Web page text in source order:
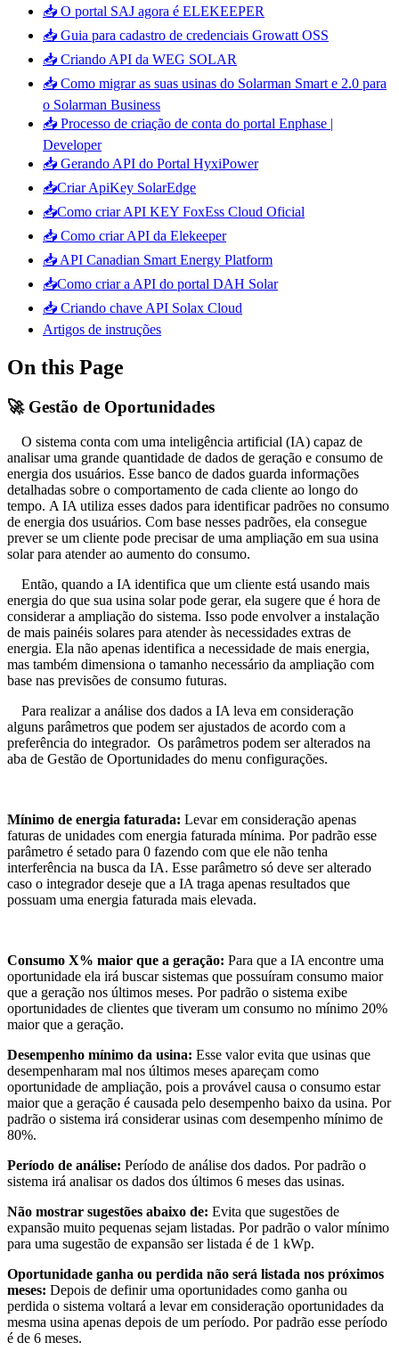
📥 O portal SAJ agora é ELEKEEPER
📥 Guia para cadastro de credenciais Growatt OSS
📥 Criando API da WEG SOLAR
📥 Como migrar as suas usinas do Solarman Smart e 2.0 para
o Solarman Business
📥 Processo de criação de conta do portal Enphase |
Developer
📥 Gerando API do Portal HyxiPower
📥Criar ApiKey SolarEdge
📥Como criar API KEY FoxEss Cloud Oficial
📥 Como criar API da Elekeeper
📥 API Canadian Smart Energy Platform
📥Como criar a API do portal DAH Solar
📥 Criando chave API Solax Cloud
Artigos de instruções
On this Page
🚀 Gestão de Oportunidades
O sistema conta com uma inteligência artificial (IA) capaz de
analisar uma grande quantidade de dados de geração e consumo de
energia dos usuários. Esse banco de dados guarda informações
detalhadas sobre o comportamento de cada cliente ao longo do
tempo. A IA utiliza esses dados para identificar padrões no consumo
de energia dos usuários. Com base nesses padrões, ela consegue
prever se um cliente pode precisar de uma ampliação em sua usina
solar para atender ao aumento do consumo.
Então, quando a IA identifica que um cliente está usando mais
energia do que sua usina solar pode gerar, ela sugere que é hora de
considerar a ampliação do sistema. Isso pode envolver a instalação
de mais painéis solares para atender às necessidades extras de
energia. Ela não apenas identifica a necessidade de mais energia,
mas também dimensiona o tamanho necessário da ampliação com
base nas previsões de consumo futuras.
Para realizar a análise dos dados a IA leva em consideração
alguns parâmetros que podem ser ajustados de acordo com a
preferência do integrador. Os parâmetros podem ser alterados na
aba de Gestão de Oportunidades do menu configurações.
Mínimo de energia faturada: Levar em consideração apenas
faturas de unidades com energia faturada mínima. Por padrão esse
parâmetro é setado para 0 fazendo com que ele não tenha
interferência na busca da IA. Esse parâmetro só deve ser alterado
caso o integrador deseje que a IA traga apenas resultados que
possuam uma energia faturada mais elevada.
Consumo X% maior que a geração: Para que a IA encontre uma
oportunidade ela irá buscar sistemas que possuíram consumo maior
que a geração nos últimos meses. Por padrão o sistema exibe
oportunidades de clientes que tiveram um consumo no mínimo 20%
maior que a geração.
Desempenho mínimo da usina: Esse valor evita que usinas que
desempenharam mal nos últimos meses apareçam como
oportunidade de ampliação, pois a provável causa o consumo estar
maior que a geração é causada pelo desempenho baixo da usina. Por
padrão o sistema irá considerar usinas com desempenho mínimo de
80%.
Período de análise: Período de análise dos dados. Por padrão o
sistema irá analisar os dados dos últimos 6 meses das usinas.
Não mostrar sugestões abaixo de: Evita que sugestões de
expansão muito pequenas sejam listadas. Por padrão o valor mínimo
para uma sugestão de expansão ser listada é de 1 kWp.
Oportunidade ganha ou perdida não será listada nos próximos
meses: Depois de definir uma oportunidades como ganha ou
perdida o sistema voltará a levar em consideração oportunidades da
mesma usina apenas depois de um período. Por padrão esse período
é de 6 meses.